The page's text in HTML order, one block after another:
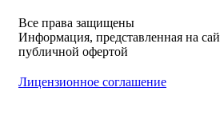
Все права защищены
Информация, представленная на
публичной офертой
Лицензионное соглашение